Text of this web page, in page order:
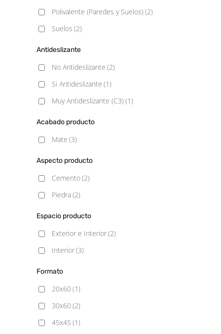
Polivalente (Paredes y Suelos)(2)
Suelos (2)
Antideslizante
No Antideslizante (2)
Si Antideslizante (1)
Muy Antideslizante (C3)(1)
Acabado producto
Mate (3)
Aspecto producto
Cemento(2)
Piedra(2)
Espacio producto
Exterior e Interior(2)
Interior(3)
Formato
20x60 (1)
30x60 (2)
45x45 (1)